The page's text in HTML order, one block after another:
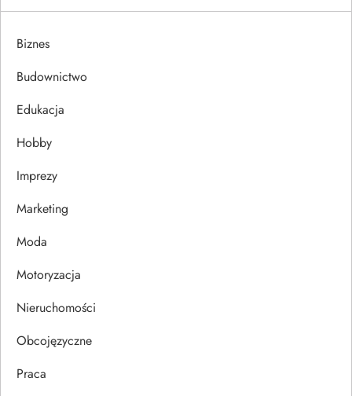
g
a
c
a
w
p
u
Biznes
Budownictwo
Edukacja
Hobby
Imprezy
Marketing
Moda
Motoryzacja
Nieruchomości
Obcojęzyczne
Praca